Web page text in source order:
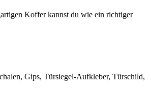
Koffer kannst du wie ein richtiger
Gips, Türsiegel-Aufkleber, Türschild,